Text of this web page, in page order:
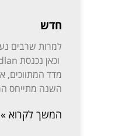
חדש
למרות שרבים
השנה מתייחס המדד ל-85 ערים ויישובים בפריסה נרחבת: ת”א-יפו, חיפה והקריות, ירושלים, רעננה, חולון-בת ים, ראשון לציון, באר שבע, נתניה, הרצליה, פתח תקווה-רמת גן, אזור השומרון, חדרה והסביבה,
המשך לקרוא »